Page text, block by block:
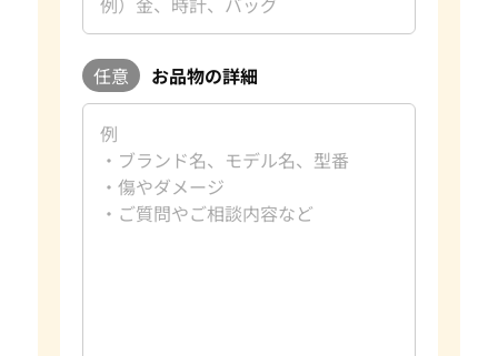
任意 お品物の詳細